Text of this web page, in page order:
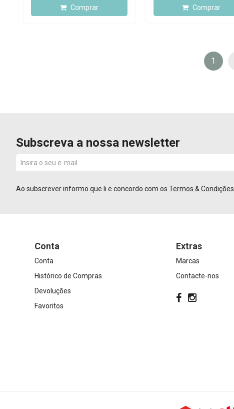
Comprar Comprar
1
Subscreva a nossa newsletter
Ao subscrever informo que li e concordo com os Termos & Condições
Conta
Conta
Histórico de Compras
Devoluções
Favoritos
Extras
Marcas
Contacte-nos